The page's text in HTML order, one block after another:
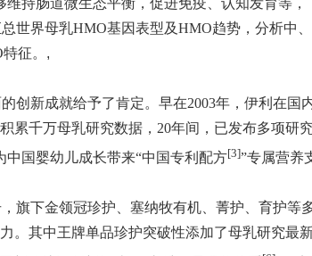
持肠道微生态平衡，促进免疫、认知发育等，
世界母乳HMO基因表型及HMO趋势，分析中、
征。 ,
创新成就给予了肯定。早在2003年，伊利在国
累千万母乳研究数据，20年间，已发布多项研究
中国婴幼儿成长带来“中国专利配方[3]”专属营养
旗下金领冠珍护、塞纳牧有机、菁护、育护等
。其中王牌单品珍护突破性添加了母乳研究最